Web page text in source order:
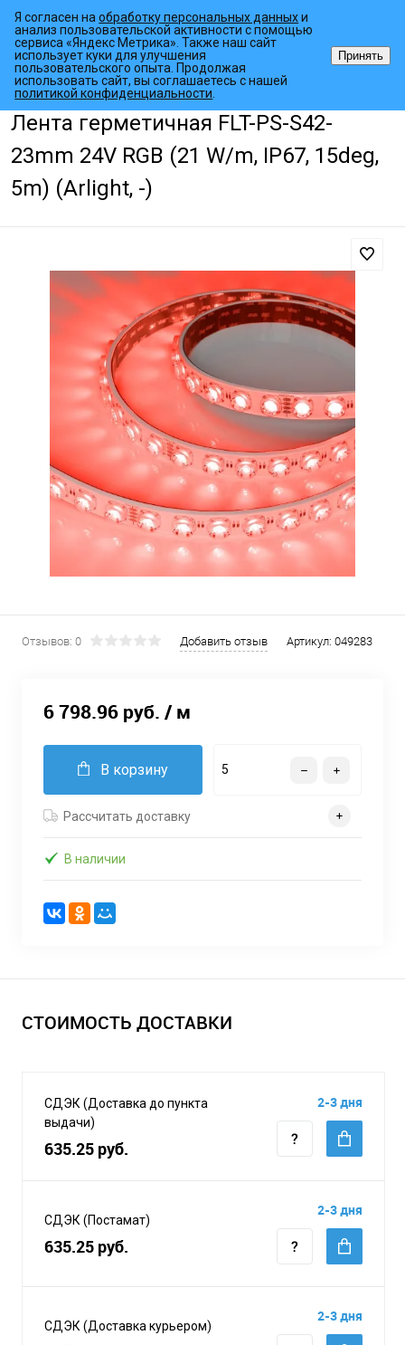
Главная страница • Каталог товаров • Светодиодные ленты
Лента герметичная FLT-PS-S42-
23mm 24V RGB (21 W/m, IP67, 15deg,
5m) (Arlight, -)
Отзывов: 0 Добавить отзыв Артикул: 049283
6 798.96 руб. / м
В корзину
Рассчитать доставку
В наличии
СТОИМОСТЬ ДОСТАВКИ
СДЭК (Доставка до пункта
выдачи)
635.25 руб.
2-3 дня
СДЭК (Постамат)
635.25 руб.
2-3 дня
СДЭК (Доставка курьером)
2-3 дня
Я согласен наобработку персональных данныхи
анализ пользовательской активности с помощью
сервиса «Яндекс Метрика». Также наш сайт
использует куки для улучшения
пользовательского опыта. Продолжая
использовать сайт, вы соглашаетесь с нашей
политикой конфиденциальности
Принять